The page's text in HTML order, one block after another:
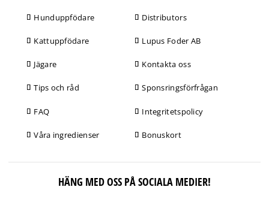
Hunduppfödare
Kattuppfödare
Jägare
Tips och råd
FAQ
Våra ingredienser
Distributors
Lupus Foder AB
Kontakta oss
Sponsringsförfrågan
Integritetspolicy
Bonuskort
HÄNG MED OSS PÅ SOCIALA MEDIER!